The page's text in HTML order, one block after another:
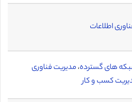
اطلاعات
های گسترده،مدیریت فناوری
کسب و کار